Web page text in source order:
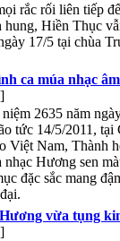
rắc rối liên tiếp
hung, Hiền Thục
17/5 tại chùa
ca múa nhạc
2635 năm
tức 14/5/2011,
Việt Nam, Thành
nhạc Hương sen
đặc sắc mang
vừa tụng